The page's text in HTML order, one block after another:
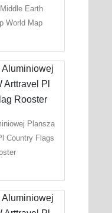
Earth
World Map
Plansza
Country Flags